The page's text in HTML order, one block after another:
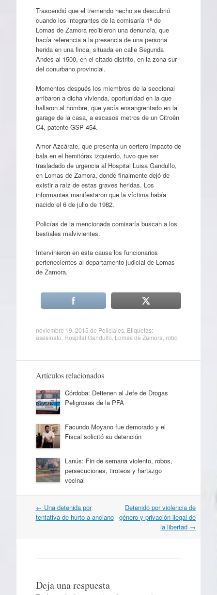
Trascendió que el tremendo hecho se descubrió
cuando los integrantes de la comisaría 1ª de
Lomas de Zamora recibieron una denuncia, que
hacía referencia a la presencia de una persona
herida en una finca, situada en calle Segunda
Andes al 1500, en el citado distrito, en la zona sur
del conurbano provincial.
Momentos después los miembros de la seccional
arribaron a dicha vivienda, oportunidad en la que
hallaron al hombre, que yacía ensangrentado en la
garage de la casa, a escasos metros de un Citroën
C4, patente GSP 454.
Amor Azcárate, que presenta un certero impacto de
bala en el hemitórax izquierdo, tuvo que ser
trasladado de urgencia al Hospital Luisa Gandulfo,
en Lomas de Zamora, donde finalmente dejó de
existir a raíz de estas graves heridas. Los
informantes manifestaron que la víctima había
nacido el 6 de julio de 1982.
Policías de la mencionada comisaría buscan a los
bestiales malvivientes.
Intervinieron en esta causa los funcionarios
pertenecientes al departamento judicial de Lomas
de Zamora.
noviembre 19, 2015 de Policiales. Etiquetas:
asesinato Hospital Gandulfo Lomas de Zamora robo
Artículos relacionados
Córdoba: Detienen al Jefe de Drogas
Peligrosas de la PFA
Facundo Moyano fue demorado y el
Fiscal solicitó su detención
Lanús: Fin de semana violento, robos,
persecuciones, tiroteos y hartazgo
vecinal
Navegación
por
← Una detenida por
tentativa de hurto a anciano
Detenido por violencia de
género y privación ilegal de
la libertad →
Deja una respuesta